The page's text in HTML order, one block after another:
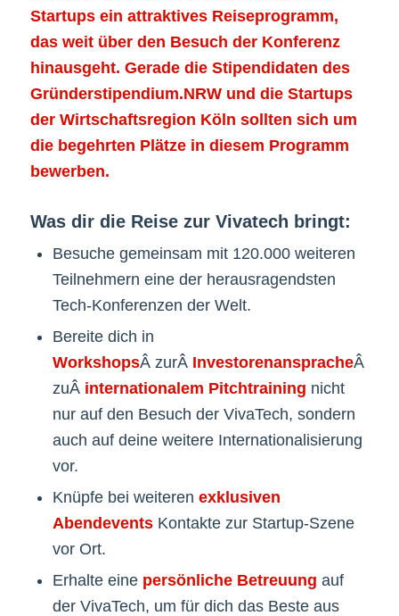
Startups ein attraktives Reiseprogramm,
das weit über den Besuch der Konferenz
hinausgeht. Gerade die Stipendidaten des
Gründerstipendium.NRW und die Startups
der Wirtschaftsregion Köln sollten sich um
die begehrten Plätze in diesem Programm
bewerben.
Was dir die Reise zur Vivatech bringt:
Besuche gemeinsam mit 120.000 weiteren
Teilnehmern eine der herausragendsten
Tech-Konferenzen der Welt.
Bereite dich in
WorkshopsÂ zurÂ InvestorenanspracheÂ und
zuÂ internationalem Pitchtraining nicht
nur auf den Besuch der VivaTech, sondern
auch auf deine weitere Internationalisierung
vor.
Knüpfe bei weiteren exklusiven
AbendeventsKontakte zur Startup-Szene
vor Ort.
Erhalte eine persönliche Betreuung auf
der VivaTech, um für dich das Beste aus